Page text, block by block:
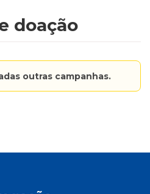
doação
outras campanhas.